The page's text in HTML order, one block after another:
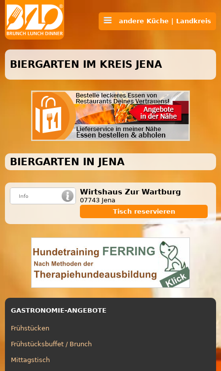
andere Küche | Landkreis
BIERGARTEN IM KREIS JENA
BIERGARTEN IN JENA
Wirtshaus Zur Wartburg
07743 Jena
Tisch reservieren
GASTRONOMIE-ANGEBOTE
Frühstücken
Frühstücksbuffet / Brunch
Mittagstisch